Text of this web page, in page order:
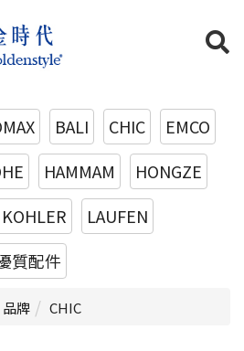
BALI CHIC
EMCO
HAMMAM
HONGZE
KOHLER
LAUFEN
質配件
品牌 CHIC